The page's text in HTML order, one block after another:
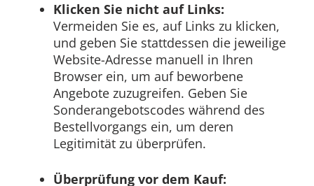
Klicken Sie nicht auf Links:
Vermeiden Sie es, auf Links zu klicken,
und geben Sie stattdessen die jeweilige
Website-Adresse manuell in Ihren
Browser ein, um auf beworbene
Angebote zuzugreifen. Geben Sie
Sonderangebotscodes während des
Bestellvorgangs ein, um deren
Legitimität zu überprüfen.
Überprüfung vor dem Kauf: